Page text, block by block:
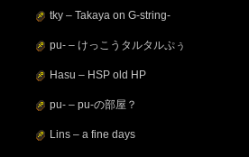
tky – Takaya on G-string-
pu- – けっこうタルタルぷぅ
Hasu – HSP old HP
pu- – pu-の部屋？
Lins – a fine days